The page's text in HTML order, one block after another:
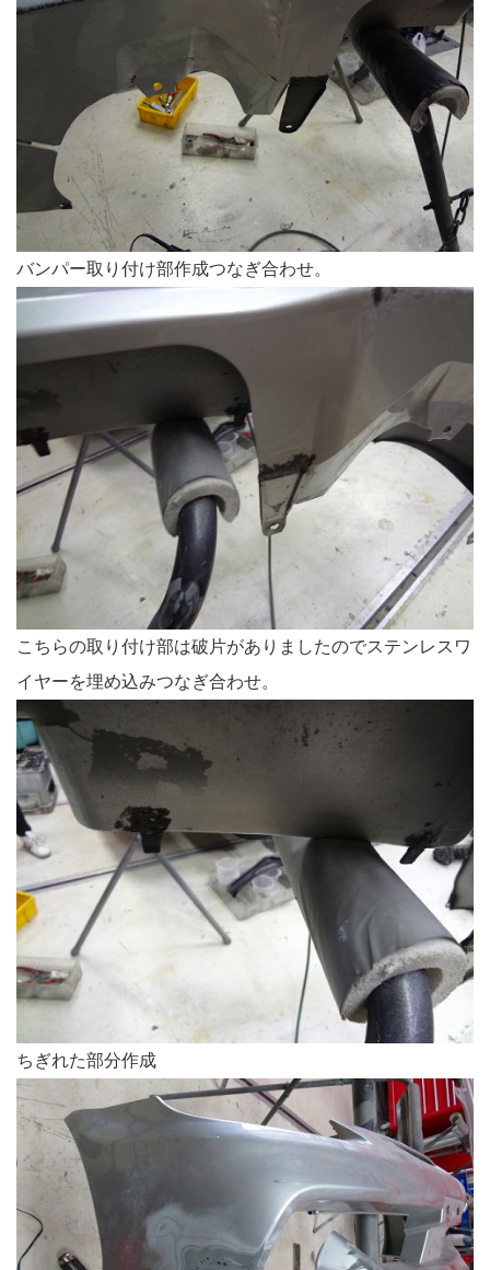
バンパー取り付け部作成つなぎ合わせ。
こちらの取り付け部は破片がありましたのでステンレスワ
イヤーを埋め込みつなぎ合わせ。
ちぎれた部分作成